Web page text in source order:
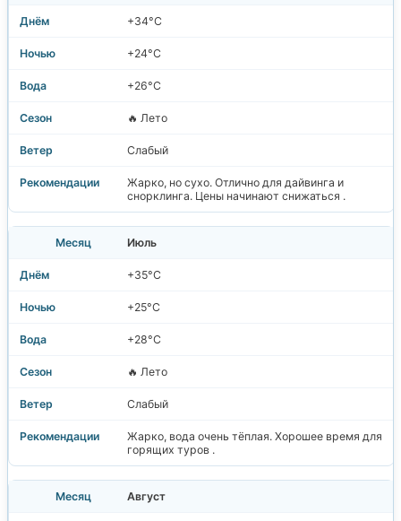
+34°C
+24°C
+26°C
🔥 Лето
Слабый
Жарко, но сухо. Отлично для дайвинга и
снорклинга. Цены начинают снижаться .
Июль
+35°C
+25°C
+28°C
🔥 Лето
Слабый
Жарко, вода очень тёплая. Хорошее время для
горящих туров .
Август